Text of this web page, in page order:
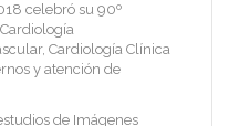
celebró su 90º
Cardiología Clínica
y atención de
de Imágenes